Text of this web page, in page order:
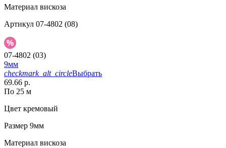
Материал вискоза
Артикул 07-4802 (08)
07-4802 (03)
9мм
checkmark_alt_circleВыбрать
69.66 р.
По 25 м
Цвет кремовый
Размер 9мм
Материал вискоза